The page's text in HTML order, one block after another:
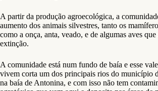
A partir da produção agroecológica, a
aumento dos animais silvestres, tanto os
como a onça, anta, veado, e de algumas aves
extinção.
A comunidade está num fundo de baía e esse
vivem corta um dos principais rios do município
na baía de Antonina, e com isso não tem